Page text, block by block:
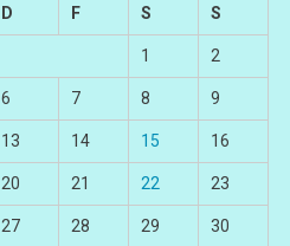
D F S S
1 2
6 7 8 9
13 14 15 16
20 21 22 23
27 28 29 30